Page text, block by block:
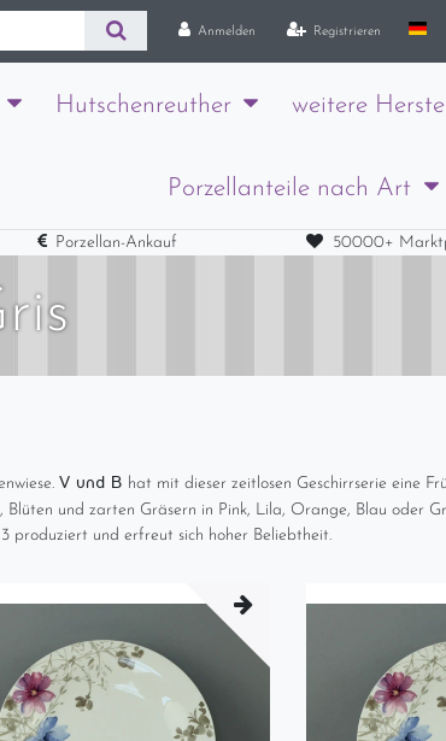
Anmelden Registrieren
Hutschenreuther weitere
Porzellanteile nach Art
Porzellan-Ankauf 50000+
V und B hat mit dieser zeitlosen Geschirrserie eine
und zarten Gräsern in Pink, Lila, Orange, Blau oder
produziert und erfreut sich hoher Beliebtheit.